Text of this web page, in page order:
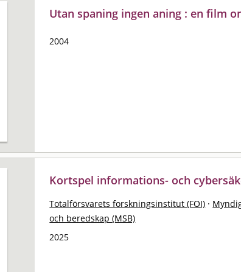
Utan spaning ingen aning : en film
2004
Kortspel informations- och
Totalförsvarets forskningsinstitut (FOI) ·
och beredskap (MSB)
2025